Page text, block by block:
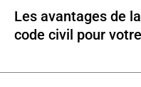
Les avantages de
code civil pour